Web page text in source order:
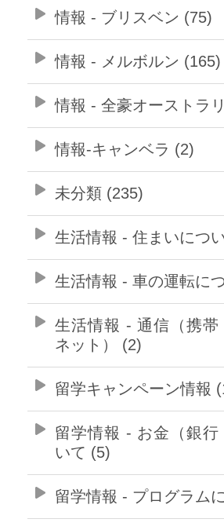
情報 - ブリスベン (75)
情報 - メルボルン (165)
情報 - 全豪オーストラ
情報-キャンベラ (2)
未分類 (235)
生活情報 - 住まいにつ
生活情報 - 車の運転に
生活情報 - 通信（携
ネット） (2)
留学キャンペーン情報
留学情報 - お金（銀
いて (5)
留学情報 - プログラム